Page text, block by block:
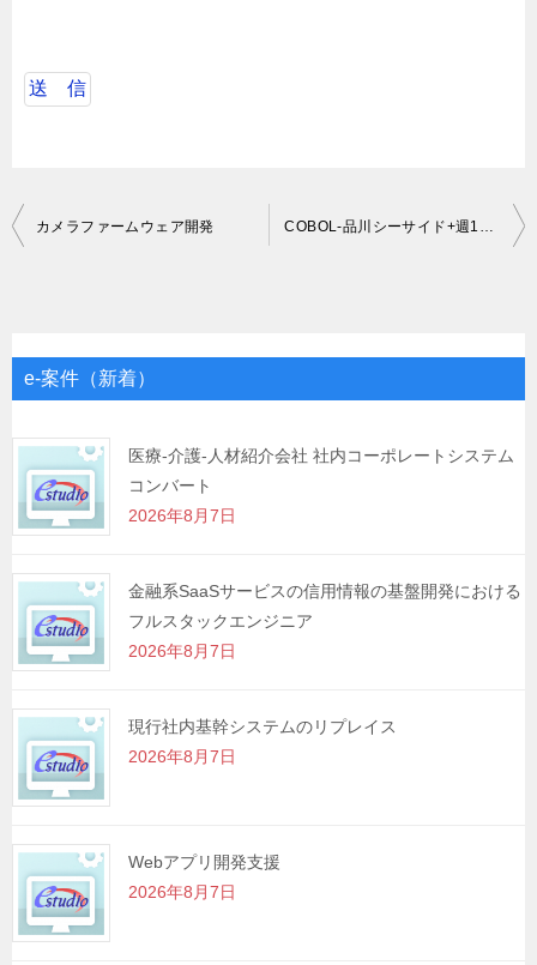
投
ゲ
シ
ョ
ン
カメラファームウェア開発 COBOL-品川シーサイド+週1リモート-1月～
e-案件（新着）
医療-介護-人材紹介会社 社内コーポレートシステム
コンバート
2026年8月7日
金融系SaaSサービスの信用情報の基盤開発における
フルスタックエンジニア
2026年8月7日
現行社内基幹システムのリプレイス
2026年8月7日
Webアプリ開発支援
2026年8月7日